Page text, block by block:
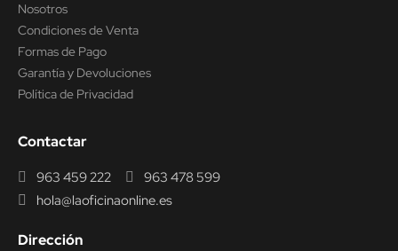
Nosotros
Condiciones de Venta
Formas de Pago
Garantía y Devoluciones
Política de Privacidad
Contactar
963 459 222
963 478 599
hola@laoficinaonline.es
Dirección